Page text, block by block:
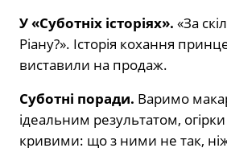
У «Суботніх історіях». «За
Ріану?». Історія кохання
виставили на продаж.
Суботні поради. Варимо
ідеальним результатом,
кривими: що з ними не так,